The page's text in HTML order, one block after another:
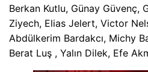
Berkan Kutlu, Günay Güvenç,
Ziyech, Elias Jelert, Victor
Abdülkerim Bardakcı, Michy
Berat Luş , Yalın Dilek, Efe